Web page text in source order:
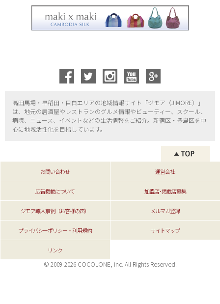
高田馬場・早稲田・目白エリアの地域情報サイト「ジモア（JIMORE）」
は、地元の居酒屋やレストランのグルメ情報やビューティー、
スクール、
病院、ニュース、イベントなどの生活情報をご紹介。新宿区・ 豊島区を中
心に地域活性化を目指しています。
お問い合わせ 運営会社
広告掲載について 加盟店･掲載店募集
ジモア導入事例（お客様の声） メルマガ登録
プライバシーポリシー・利用規約 サイトマップ
リンク
© 2009-2026 COCOLONE, inc. All Rights Reserved.